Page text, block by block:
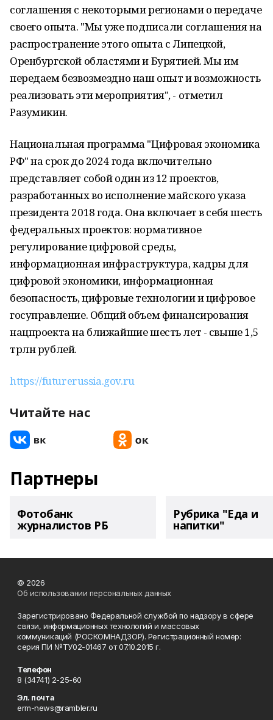
соглашения с некоторыми регионами о передаче
своего опыта. "Мы уже подписали соглашения на
распространение этого опыта с Липецкой,
Оренбургской областями и Бурятией. Мы им
передаем безвозмездно наш опыт и возможность
реализовать эти мероприятия", - отметил
Разумикин.
Национальная программа "Цифровая экономика
РФ" на срок до 2024 года включительно
представляет собой один из 12 проектов,
разработанных во исполнение майского указа
президента 2018 года. Она включает в себя шесть
федеральных проектов: нормативное
регулирование цифровой среды,
информационная инфраструктура, кадры для
цифровой экономики, информационная
безопасность, цифровые технологии и цифровое
госуправление. Общий объем финансирования
нацпроекта на ближайшие шесть лет - свыше 1,5
трлн рублей.
https://futurerussia.gov.ru
Читайте нас
Партнеры
Фотобанк
журналистов РБ
Рубрика "Еда и
напитки"
© 2026
Об использовании персональных данных
Зарегистрировано Федеральной службой по надзору в сфере
связи, информационных технологий и массовых
коммуникаций (РОСКОМНАДЗОР). Регистрационный номер:
серия ПИ №ТУ02-01467 от 07.10.2015 г.
Телефон
8 (34741) 2-25-60
Эл. почта
erm-news@rambler.ru